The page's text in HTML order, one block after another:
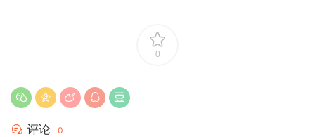
0
评论 0